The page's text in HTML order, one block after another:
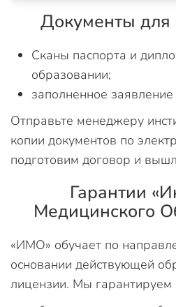
Документы для
Сканы паспорта и
образовании;
заполненное
Отправьте менеджеру
копии документов по
подготовим договор и
Гарантии
Медицинского
«ИМО» обучает по
основании действующей
лицензии. Мы гарантируем